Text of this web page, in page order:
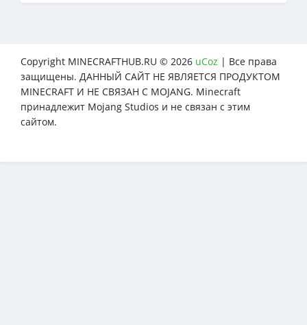
Copyright MINECRAFTHUB.RU © 2026 uCoz | Все права
защищены. ДАННЫЙ САЙТ НЕ ЯВЛЯЕТСЯ ПРОДУКТОМ
MINECRAFT И НЕ СВЯЗАН С MOJANG. Minecraft
принадлежит Mojang Studios и не связан с этим
сайтом.